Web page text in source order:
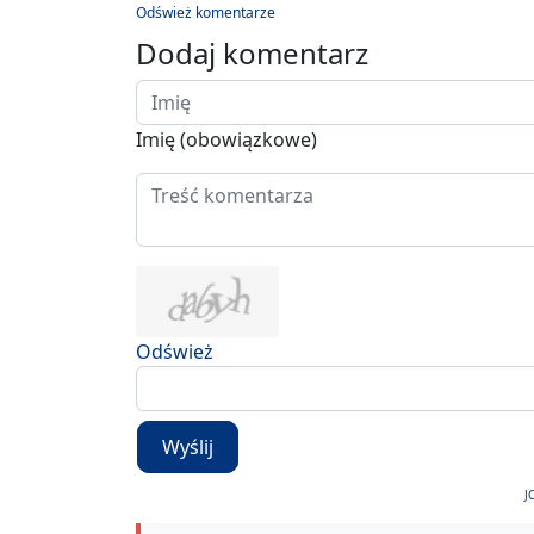
Odśwież komentarze
Dodaj komentarz
Imię (obowiązkowe)
Odśwież
Wyślij